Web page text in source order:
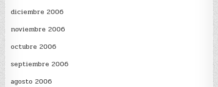
diciembre 2006
noviembre 2006
octubre 2006
septiembre 2006
agosto 2006